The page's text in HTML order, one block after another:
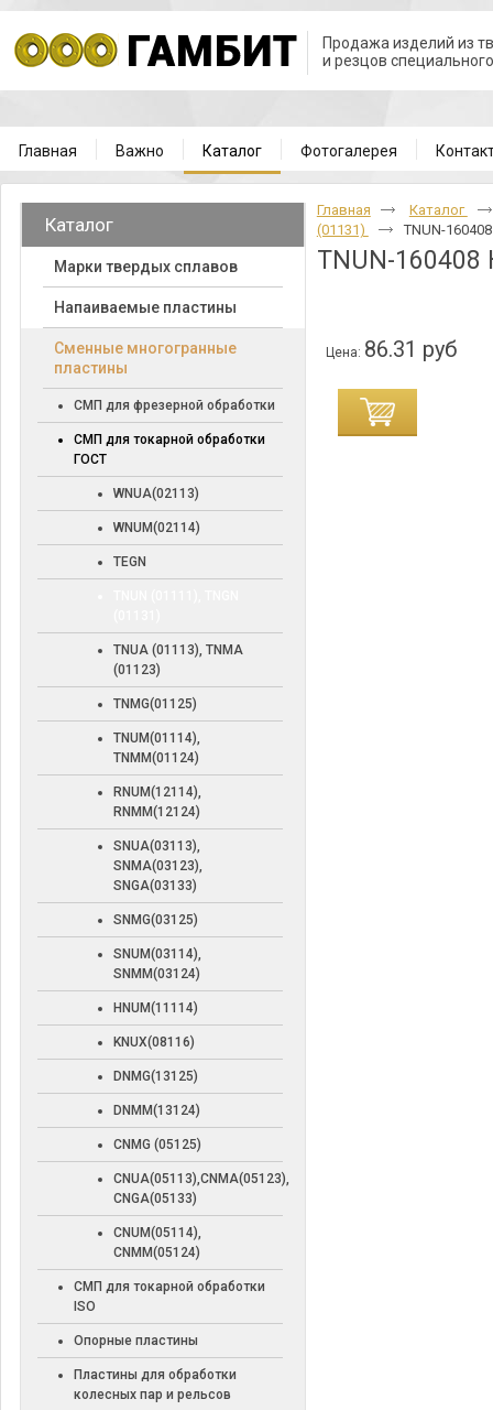
Продажа изделий из
и резцов
Главная Важно Каталог Фотогалерея
Каталог
Марки твердых сплавов
Напаиваемые пластины
Cменные многогранные
пластины
СМП для фрезерной обработки
СМП для токарной обработки
ГОСТ
WNUA(02113)
WNUM(02114)
TEGN
TNUA (01113), TNMA
(01123)
TNMG(01125)
TNUM(01114),
TNMM(01124)
RNUM(12114),
RNMM(12124)
SNUA(03113),
SNMA(03123),
SNGA(03133)
SNMG(03125)
SNUM(03114),
SNMM(03124)
HNUM(11114)
KNUX(08116)
DNMG(13125)
DNMM(13124)
CNMG (05125)
CNUA(05113),CNMA(05123),
CNGA(05133)
CNUM(05114),
CNMM(05124)
СМП для токарной обработки
ISO
Опорные пластины
Пластины для обработки
колесных пар и рельсов
Главная
Каталог
(01131)
TNUN-
TNUN-160408
Цена: 86.31 руб